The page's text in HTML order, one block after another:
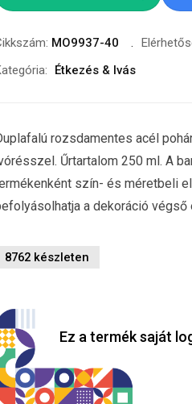
MO9937-40
Étkezés & Ivás
rozsdamentes acél
Űrtartalom 250 ml. A
szín- és méretbeli
a dekoráció
8762 készleten
Ez a termék saját